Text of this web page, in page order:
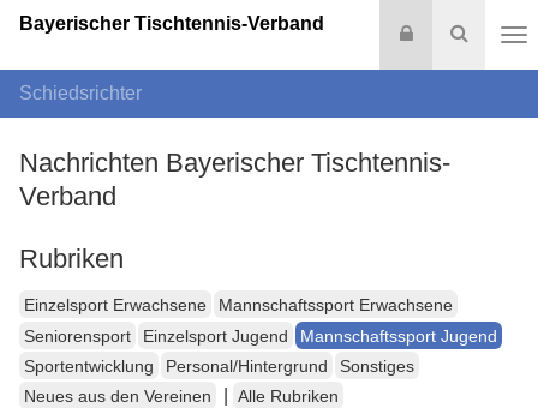
Suche
Login
Bayerischer Tischtennis-Verband
Schiedsrichter
Nachrichten Bayerischer Tischtennis-
Verband
Rubriken
Einzelsport Erwachsene
Mannschaftssport Erwachsene
Seniorensport
Einzelsport Jugend
Mannschaftssport Jugend
Sportentwicklung
Personal/Hintergrund
Sonstiges
Neues aus den Vereinen
Alle Rubriken